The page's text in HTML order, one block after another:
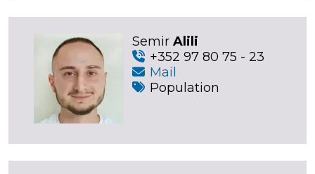
Semir Alili
+352 97 80 75 - 23
Mail
Population